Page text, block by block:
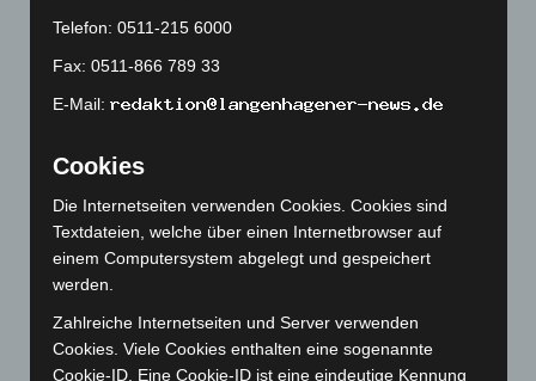
Mai 2025
(112)
April 2025 (88)
Januar 2025(88)
Dezember 2024(89)
November 2024(94)
Oktober 2024(93)
August 2024(107)
Telefon: 0511-215 6000
Fax: 0511-866 789 33
E-Mail:
Cookies
Die Internetseiten verwenden Cookies. Cookies sind
Textdateien, welche über einen Internetbrowser auf
einem Computersystem abgelegt und gespeichert
werden.
Zahlreiche Internetseiten und Server verwenden
Cookies. Viele Cookies enthalten eine sogenannte
Cookie-ID. Eine Cookie-ID ist eine eindeutige Kennung